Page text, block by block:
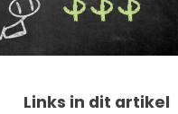
Links in dit artikel